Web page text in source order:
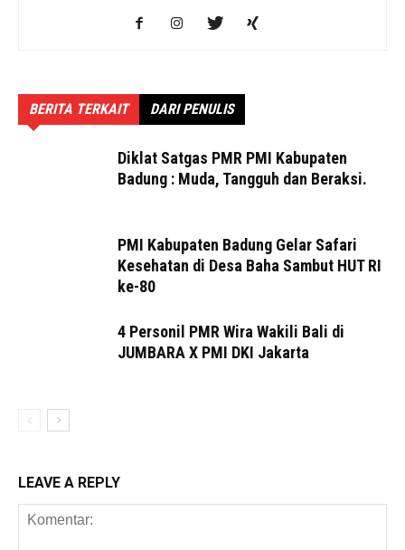
BERITA TERKAIT DARI PENULIS
Diklat Satgas PMR PMI Kabupaten
Badung : Muda, Tangguh dan Beraksi.
PMI Kabupaten Badung Gelar Safari
Kesehatan di Desa Baha Sambut HUT RI
ke-80
4 Personil PMR Wira Wakili Bali di
JUMBARA X PMI DKI Jakarta
LEAVE A REPLY